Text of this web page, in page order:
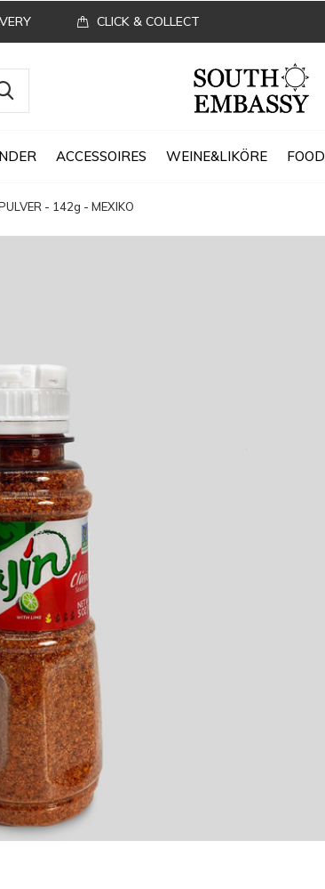
ACCESSOIRES WEINE&LIKÖRE FOOD
CLICK & COLLECT
- 142g - MEXIKO